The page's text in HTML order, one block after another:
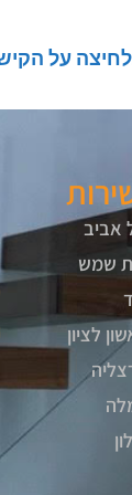
על
אביב
שמש
לציון